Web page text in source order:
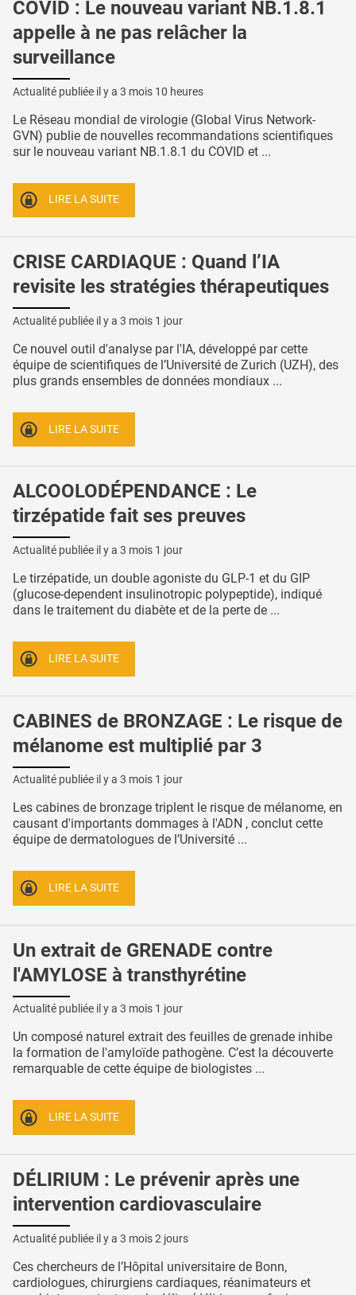
COVID : Le nouveau variant NB.1.8.1
appelle à ne pas relâcher la
surveillance
Actualité publiée il y a 3 mois 10 heures
Le Réseau mondial de virologie (Global Virus Network-
GVN) publie de nouvelles recommandations scientifiques
sur le nouveau variant NB.1.8.1 du COVID et ...
LIRE LA SUITE
CRISE CARDIAQUE : Quand l’IA
revisite les stratégies thérapeutiques
Actualité publiée il y a 3 mois 1 jour
Ce nouvel outil d'analyse par l'IA, développé par cette
équipe de scientifiques de l’Université de Zurich (UZH), des
plus grands ensembles de données mondiaux ...
LIRE LA SUITE
ALCOOLODÉPENDANCE : Le
tirzépatide fait ses preuves
Actualité publiée il y a 3 mois 1 jour
Le tirzépatide, un double agoniste du GLP-1 et du GIP
(glucose-dependent insulinotropic polypeptide), indiqué
dans le traitement du diabète et de la perte de ...
LIRE LA SUITE
CABINES de BRONZAGE : Le risque de
mélanome est multiplié par 3
Actualité publiée il y a 3 mois 1 jour
Les cabines de bronzage triplent le risque de mélanome, en
causant d'importants dommages à l'ADN , conclut cette
équipe de dermatologues de l’Université ...
LIRE LA SUITE
Un extrait de GRENADE contre
l'AMYLOSE à transthyrétine
Actualité publiée il y a 3 mois 1 jour
Un composé naturel extrait des feuilles de grenade inhibe
la formation de l'amyloïde pathogène. C’est la découverte
remarquable de cette équipe de biologistes ...
LIRE LA SUITE
DÉLIRIUM : Le prévenir après une
intervention cardiovasculaire
Actualité publiée il y a 3 mois 2 jours
Ces chercheurs de l’Hôpital universitaire de Bonn,
cardiologues, chirurgiens cardiaques, réanimateurs et